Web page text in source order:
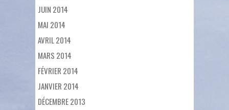
JUIN 2014
MAI 2014
AVRIL 2014
MARS 2014
FÉVRIER 2014
JANVIER 2014
DÉCEMBRE 2013